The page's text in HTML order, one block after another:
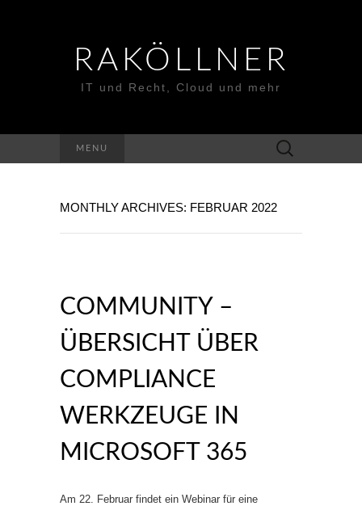
RAKÖLLNER
IT und Recht, Cloud und mehr
MENU
Suchen
nach:
MONTHLY ARCHIVES: FEBRUAR 2022
COMMUNITY –
ÜBERSICHT ÜBER
COMPLIANCE
WERKZEUGE IN
MICROSOFT 365
Am 22. Februar findet ein Webinar für eine